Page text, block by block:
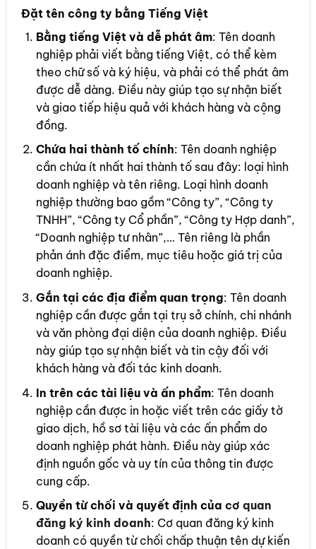
Đặt tên công ty bằng Tiếng Việt
Bằng tiếng Việt và dễ phát âm: Tên doanh
nghiệp phải viết bằng tiếng Việt, có thể kèm
theo chữ số và ký hiệu, và phải có thể phát âm
được dễ dàng. Điều này giúp tạo sự nhận biết
và giao tiếp hiệu quả với khách hàng và cộng
đồng.
Chứa hai thành tố chính: Tên doanh nghiệp
cần chứa ít nhất hai thành tố sau đây: loại hình
doanh nghiệp và tên riêng. Loại hình doanh
nghiệp thường bao gồm “Công ty”, “Công ty
TNHH”, “Công ty Cổ phần”, “Công ty Hợp danh”,
“Doanh nghiệp tư nhân”,… Tên riêng là phần
phản ánh đặc điểm, mục tiêu hoặc giá trị của
doanh nghiệp.
Gắn tại các địa điểm quan trọng: Tên doanh
nghiệp cần được gắn tại trụ sở chính, chi nhánh
và văn phòng đại diện của doanh nghiệp. Điều
này giúp tạo sự nhận biết và tin cậy đối với
khách hàng và đối tác kinh doanh.
In trên các tài liệu và ấn phẩm: Tên doanh
nghiệp cần được in hoặc viết trên các giấy tờ
giao dịch, hồ sơ tài liệu và các ấn phẩm do
doanh nghiệp phát hành. Điều này giúp xác
định nguồn gốc và uy tín của thông tin được
cung cấp.
Quyền từ chối và quyết định của cơ quan
đăng ký kinh doanh: Cơ quan đăng ký kinh
doanh có quyền từ chối chấp thuận tên dự kiến